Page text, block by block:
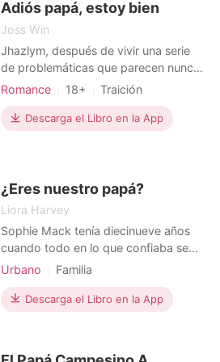
que su madrastra consid
Adiós papá, estoy bien
Joss Win
Jhazlym, después de vivir una serie
de problemáticas que parecen nunca
terminar, decide asistir a terapia en
juega a su favor para invitarla hacer
una sanación que había ignorado por
ejercicio de escribi
Romance 18+
Traición
Relación secreta
Celebridades
Arrogante/Dominante
Descarga el Libro en la App
¿Eres nuestro papá?
Liora Harvey
Sophie Mack tenía diecinueve años
cuando todo en lo que confiaba se
convirtió en polvo en una sola noche:
padre en ella. Salió de Nueva York
con solo una maleta, la amabilidad de
Urbano
Familia
Relación de una noche
MXB
Urbano
Pasión por una noche
Descarga el Libro en la App